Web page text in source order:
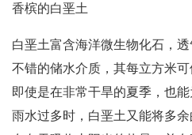
香槟的白垩土
白垩土富含海洋微生物化石，
不错的储水介质，其每立方米
即使是在非常干旱的夏季，也
雨水过多时，白垩土又能将多